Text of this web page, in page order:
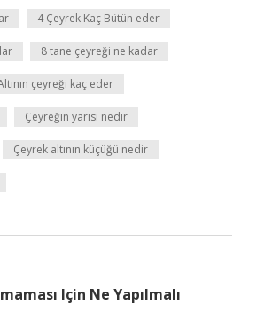
4 Çeyrek Kaç Bütün eder
8 tane çeyreği ne kadar
çeyreği kaç eder
Çeyreğin yarısı nedir
Çeyrek altının küçüğü nedir
Için Ne Yapılmalı